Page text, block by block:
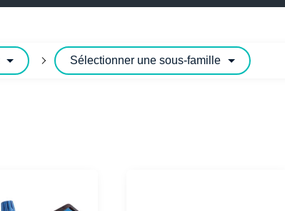
Sélectionner une sous-famille